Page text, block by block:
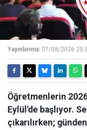
Yayınlanma: 07/08/2026
Öğretmenlerin
Eylül'de başlıyor.
çıkarılırken;